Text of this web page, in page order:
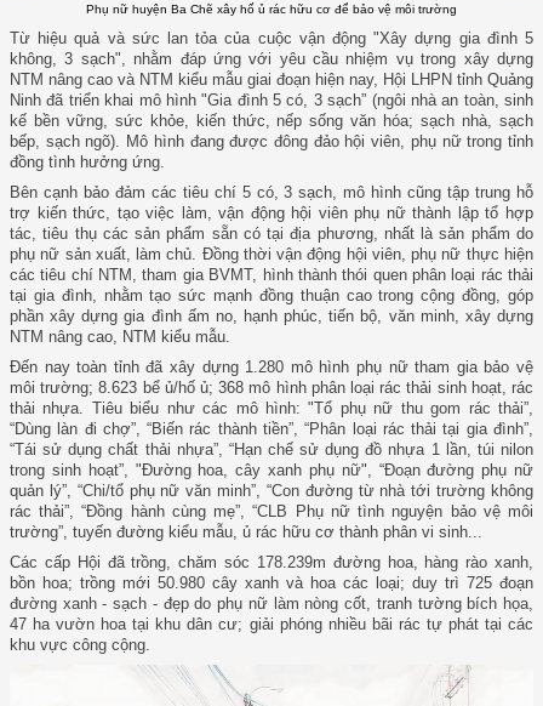
Phụ nữ huyện Ba Chẽ xây hố ủ rác hữu cơ để bảo vệ môi trường
Từ hiệu quả và sức lan tỏa của cuộc vận động "Xây dựng gia đình 5
không, 3 sạch", nhằm đáp ứng với yêu cầu nhiệm vụ trong xây dựng
NTM nâng cao và NTM kiểu mẫu giai đoạn hiện nay, Hội LHPN tỉnh Quảng
Ninh đã triển khai mô hình "Gia đình 5 có, 3 sạch” (ngôi nhà an toàn, sinh
kế bền vững, sức khỏe, kiến thức, nếp sống văn hóa; sạch nhà, sạch
bếp, sạch ngõ). Mô hình đang được đông đảo hội viên, phụ nữ trong tỉnh
đồng tình hưởng ứng.
Bên cạnh bảo đảm các tiêu chí 5 có, 3 sạch, mô hình cũng tập trung hỗ
trợ kiến thức, tạo việc làm, vận động hội viên phụ nữ thành lập tổ hợp
tác, tiêu thụ các sản phẩm sẵn có tại địa phương, nhất là sản phẩm do
phụ nữ sản xuất, làm chủ. Đồng thời vận động hội viên, phụ nữ thực hiện
các tiêu chí NTM, tham gia BVMT, hình thành thói quen phân loại rác thải
tại gia đình, nhằm tạo sức mạnh đồng thuận cao trong cộng đồng, góp
phần xây dựng gia đình ấm no, hạnh phúc, tiến bộ, văn minh, xây dựng
NTM nâng cao, NTM kiểu mẫu.
Đến nay toàn tỉnh đã xây dựng 1.280 mô hình phụ nữ tham gia bảo vệ
môi trường; 8.623 bể ủ/hố ủ; 368 mô hình phân loại rác thải sinh hoạt, rác
thải nhựa. Tiêu biểu như các mô hình: "Tổ phụ nữ thu gom rác thải”,
“Dùng làn đi chợ”, “Biến rác thành tiền”, “Phân loại rác thải tại gia đình”,
“Tái sử dụng chất thải nhựa”, “Hạn chế sử dụng đồ nhựa 1 lần, túi nilon
trong sinh hoạt”, "Đường hoa, cây xanh phụ nữ", “Đoạn đường phụ nữ
quản lý”, “Chi/tổ phụ nữ văn minh”, “Con đường từ nhà tới trường không
rác thải”, “Đồng hành cùng mẹ”, “CLB Phụ nữ tình nguyện bảo vệ môi
trường”, tuyến đường kiểu mẫu, ủ rác hữu cơ thành phân vi sinh...
Các cấp Hội đã trồng, chăm sóc 178.239m đường hoa, hàng rào xanh,
bồn hoa; trồng mới 50.980 cây xanh và hoa các loại; duy trì 725 đoạn
đường xanh - sạch - đẹp do phụ nữ làm nòng cốt, tranh tường bích họa,
47 ha vườn hoa tại khu dân cư; giải phóng nhiều bãi rác tự phát tại các
khu vực công cộng.